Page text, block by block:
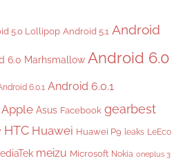
5.0 Lollipop Android 5.1 Android
6.0 Marhsmallow Android 6.0
6.0.1 Android 6.0.1
Apple Asus Facebook gearbest
HTC Huawei Huawei P9 leaks LeEco
meizu Microsoft Nokia oneplus 3